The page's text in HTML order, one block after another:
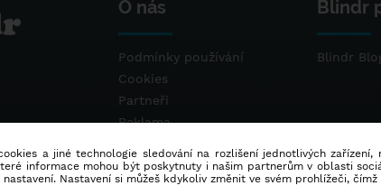
O nás
Podmínky používání
Cookies
Partneři
Reklama
Blindr
Blindr
a jiné technologie sledování na rozlišení jednotlivých
informace mohou být poskytnuty i našim partnerům v oblasti
Nastavení si můžeš kdykoliv změnit ve svém prohlížeči,